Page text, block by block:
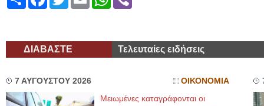
ΔΙΑΒΑΣΤΕ Τελευταίες ειδήσεις
7 ΑΥΓΟΥΣΤΟΥ 2026 ΟΙΚΟΝΟΜΙΑ
Μειωμένες καταγράφονται οι